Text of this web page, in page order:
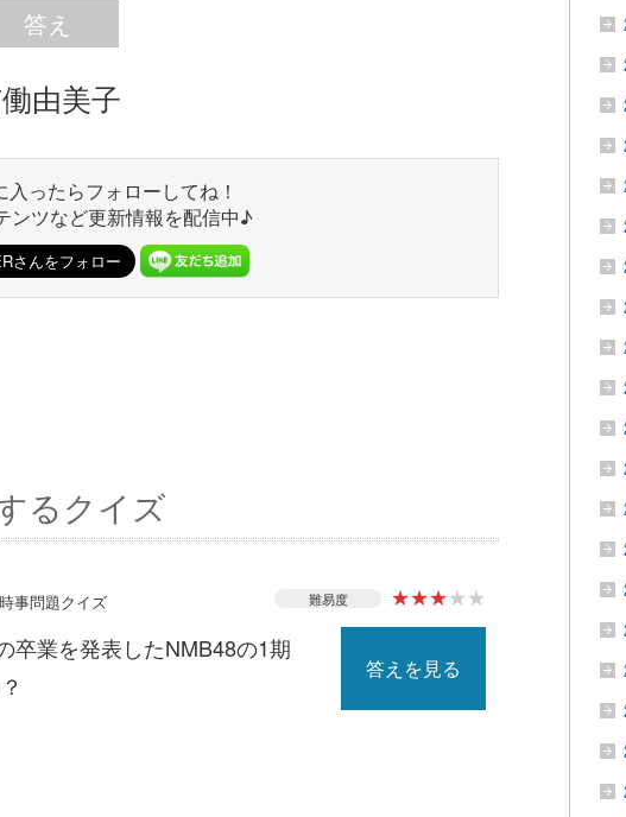
答え
由美子
ったらフォローしてね！
ンツなど更新情報を配信中♪
るクイズ
事問題クイズ 難易度 ★★★★★
卒業を発表したNMB48の1期
答えを見る